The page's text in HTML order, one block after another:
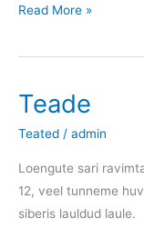
Üritused
sõnavõtud
Read More »
Teade
Teated / admin
Loengute sari
12, veel tunneme
siberis lauldud laule.